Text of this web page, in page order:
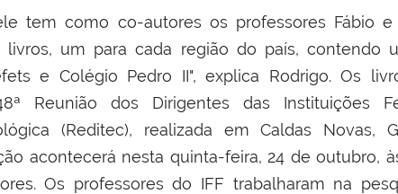
tem como co-autores os professores Fábio e
um para cada região do país, contendo
e Colégio Pedro II", explica Rodrigo. Os
Reunião dos Dirigentes das Instituições
(Reditec), realizada em Caldas Novas,
acontecerá nesta quinta-feira, 24 de outubro,
Os professores do IFF trabalharam na